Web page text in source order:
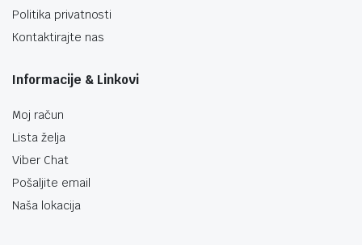
Politika privatnosti
Kontaktirajte nas
Informacije & Linkovi
Moj račun
Lista želja
Viber Chat
Pošaljite email
Naša lokacija